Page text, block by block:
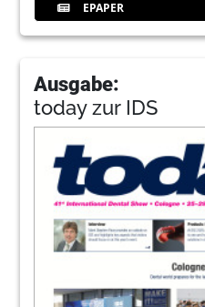
EPAPER
Ausgabe:
today zur IDS